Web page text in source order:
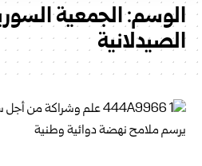
الوسم:الجمعية
الصيدلانية